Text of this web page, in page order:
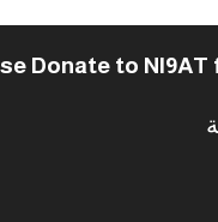
Donate to